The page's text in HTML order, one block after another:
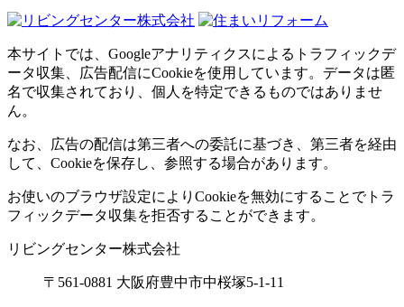
本サイトでは、Googleアナリティクスによるトラフィックデ
ータ収集、広告配信にCookieを使用しています。データは匿
名で収集されており、個人を特定できるものではありませ
ん。
なお、広告の配信は第三者への委託に基づき、第三者を経由
して、Cookieを保存し、参照する場合があります。
お使いのブラウザ設定によりCookieを無効にすることでトラ
フィックデータ収集を拒否することができます。
リビングセンター株式会社
〒561-0881 大阪府豊中市中桜塚5-1-11